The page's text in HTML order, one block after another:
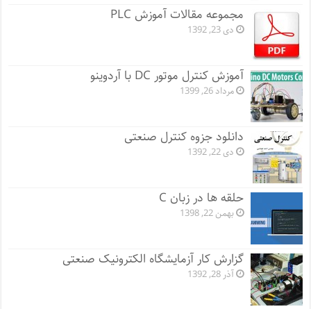
مجموعه مقالات آموزش PLC
دی 23, 1392
آموزش کنترل موتور DC با آردوینو
مرداد 26, 1399
دانلود جزوه کنترل صنعتی
دی 22, 1392
حلقه ها در زبان C
بهمن 22, 1398
گزارش کار آزمایشگاه الکترونیک صنعتی
آذر 28, 1392